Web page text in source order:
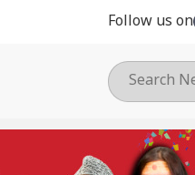
Follow us on